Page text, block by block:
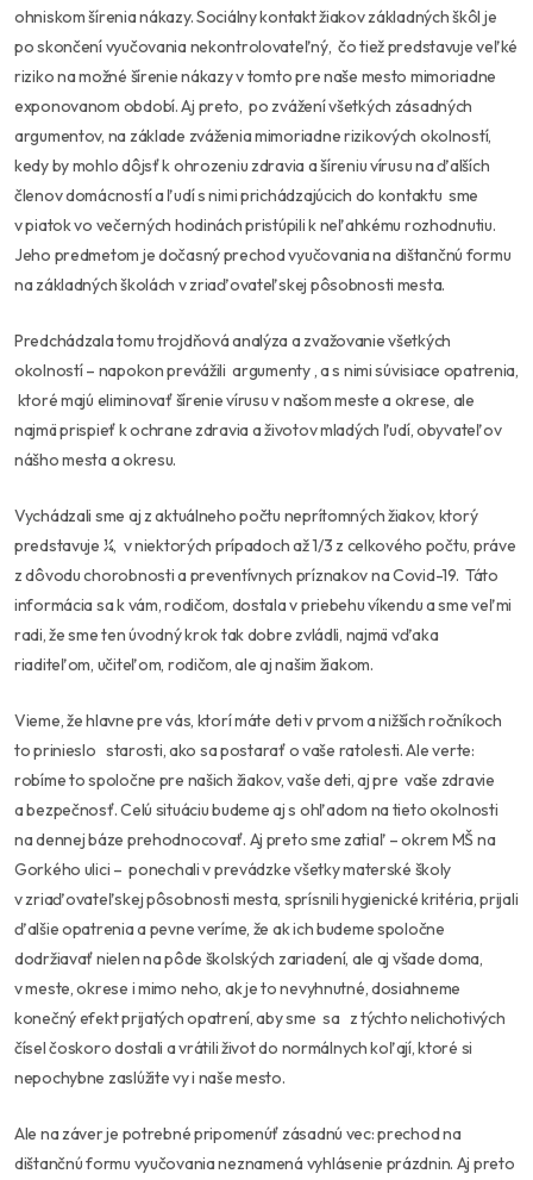
ohniskom šírenia nákazy. Sociálny kontakt žiakov základných škôl je
po skončení vyučovania nekontrolovateľný, čo tiež predstavuje veľké
riziko na možné šírenie nákazy v tomto pre naše mesto mimoriadne
exponovanom období. Aj preto, po zvážení všetkých zásadných
argumentov, na základe zváženia mimoriadne rizikových okolností,
kedy by mohlo dôjsť k ohrozeniu zdravia a šíreniu vírusu na ďalších
členov domácností a ľudí s nimi prichádzajúcich do kontaktu sme
v piatok vo večerných hodinách pristúpili k neľahkému rozhodnutiu.
Jeho predmetom je dočasný prechod vyučovania na dištančnú formu
na základných školách v zriaďovateľskej pôsobnosti mesta.
Predchádzala tomu trojdňová analýza a zvažovanie všetkých
okolností – napokon prevážili argumenty , a s nimi súvisiace opatrenia,
ktoré majú eliminovať šírenie vírusu v našom meste a okrese, ale
najmä prispieť k ochrane zdravia a životov mladých ľudí, obyvateľov
nášho mesta a okresu.
Vychádzali sme aj z aktuálneho počtu neprítomných žiakov, ktorý
predstavuje ¼, v niektorých prípadoch až 1/3 z celkového počtu, práve
z dôvodu chorobnosti a preventívnych príznakov na Covid-19. Táto
informácia sa k vám, rodičom, dostala v priebehu víkendu a sme veľmi
radi, že sme ten úvodný krok tak dobre zvládli, najmä vďaka
riaditeľom, učiteľom, rodičom, ale aj našim žiakom.
Vieme, že hlavne pre vás, ktorí máte deti v prvom a nižších ročníkoch
to prinieslo starosti, ako sa postarať o vaše ratolesti. Ale verte:
robíme to spoločne pre našich žiakov, vaše deti, aj pre vaše zdravie
a bezpečnosť. Celú situáciu budeme aj s ohľadom na tieto okolnosti
na dennej báze prehodnocovať. Aj preto sme zatiaľ – okrem MŠ na
Gorkého ulici – ponechali v prevádzke všetky materské školy
v zriaďovateľskej pôsobnosti mesta, sprísnili hygienické kritéria, prijali
ďalšie opatrenia a pevne veríme, že ak ich budeme spoločne
dodržiavať nielen na pôde školských zariadení, ale aj všade doma,
v meste, okrese i mimo neho, ak je to nevyhnutné, dosiahneme
konečný efekt prijatých opatrení, aby sme sa z týchto nelichotivých
čísel čoskoro dostali a vrátili život do normálnych koľají, ktoré si
nepochybne zaslúžite vy i naše mesto.
Ale na záver je potrebné pripomenúť zásadnú vec: prechod na
dištančnú formu vyučovania neznamená vyhlásenie prázdnin. Aj preto